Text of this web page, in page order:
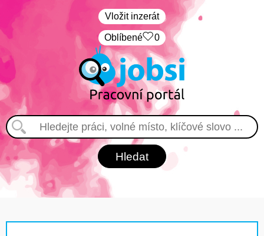
Vložit inzerát
Oblíbené 0